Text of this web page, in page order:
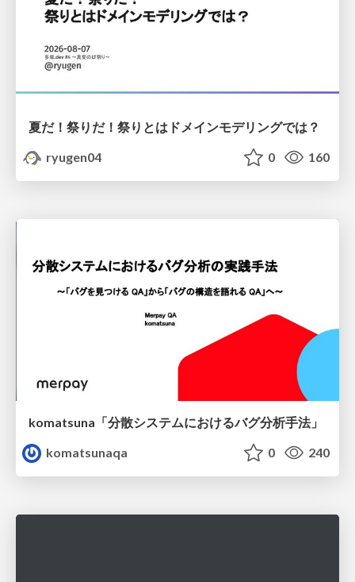
夏だ！祭りだ！祭りとはドメインモデリングでは？
ryugen04
0 160
komatsuna「分散システムにおけるバグ分析手法」
komatsunaqa
0 240